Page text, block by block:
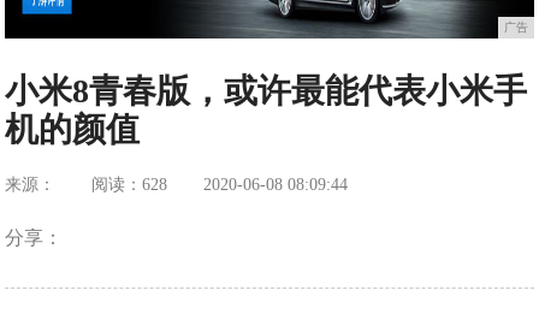
广告
小米8青春版，或许最能代表小米手
机的颜值
来源： 阅读：628 2020-06-08 08:09:44
分享：